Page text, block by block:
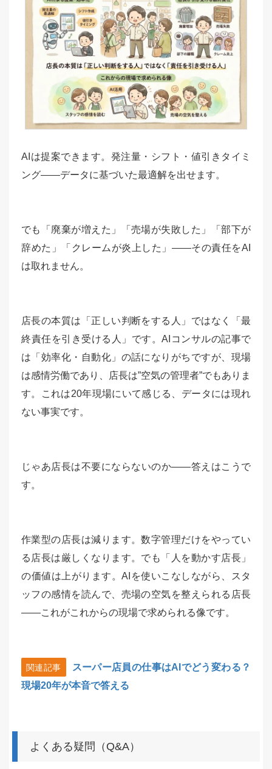
AIは提案できます。発注量・シフト・値引きタイミ
ング——データに基づいた最適解を出せます。
でも「廃棄が増えた」「売場が失敗した」「部下が
辞めた」「クレームが炎上した」——その責任をAI
は取れません。
店長の本質は「正しい判断をする人」ではなく「最
終責任を引き受ける人」です。AIコンサルの記事で
は「効率化・自動化」の話になりがちですが、現場
は感情労働であり、店長は”空気の管理者”でもありま
す。これは20年現場にいて感じる、データには現れ
ない事実です。
じゃあ店長は不要にならないのか——答えはこうで
す。
作業型の店長は減ります。数字管理だけをやってい
る店長は厳しくなります。でも「人を動かす店長」
の価値は上がります。AIを使いこなしながら、スタ
ッフの感情を読んで、売場の空気を整えられる店長
——これがこれからの現場で求められる像です。
関連記事
スーパー店員の仕事はAIでどう変わる？
現場20年が本音で答える
よくある疑問（Q&A）